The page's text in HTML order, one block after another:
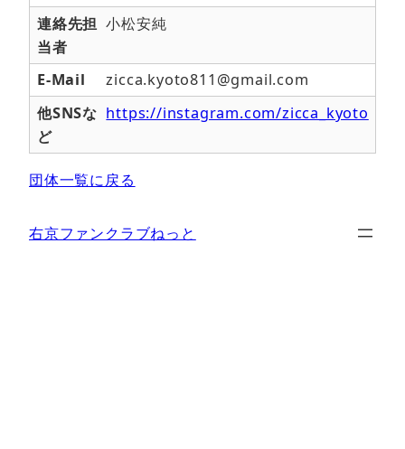
連絡先担
当者
小松安純
E-Mail
zicca.kyoto811@gmail.com
他SNSな
ど
https://instagram.com/zicca_kyoto
団体一覧に戻る
右京ファンクラブねっと